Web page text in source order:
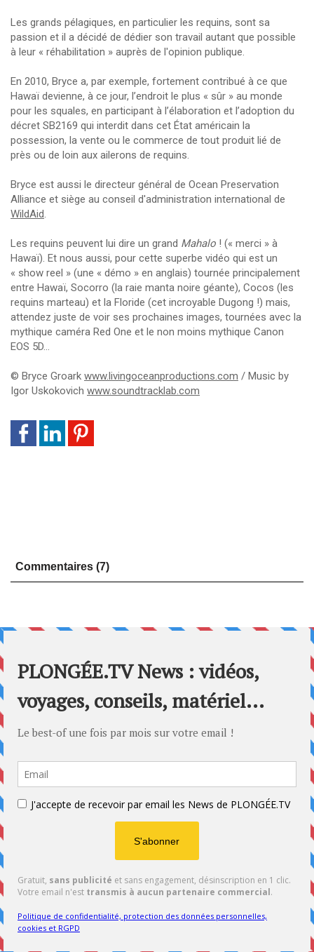
Les grands pélagiques, en particulier les requins, sont sa
passion et il a décidé de dédier son travail autant que possible
à leur « réhabilitation » auprès de l'opinion publique.
En 2010, Bryce a, par exemple, fortement contribué à ce que
Hawaï devienne, à ce jour, l’endroit le plus « sûr » au monde
pour les squales, en participant à l’élaboration et l’adoption du
décret SB2169 qui interdit dans cet État américain la
possession, la vente ou le commerce de tout produit lié de
près ou de loin aux ailerons de requins.
Bryce est aussi le directeur général de Ocean Preservation
Alliance et siège au conseil d'administration international de
WildAid.
Les requins peuvent lui dire un grand Mahalo ! (« merci » à
Hawaï). Et nous aussi, pour cette superbe vidéo qui est un
« show reel » (une « démo » en anglais) tournée principalement
entre Hawaï, Socorro (la raie manta noire géante), Cocos (les
requins marteau) et la Floride (cet incroyable Dugong !) mais,
attendez juste de voir ses prochaines images, tournées avec la
mythique caméra Red One et le non moins mythique Canon
EOS 5D…
© Bryce Groark www.livingoceanproductions.com / Music by
Igor Uskokovich www.soundtracklab.com
Commentaires (7)